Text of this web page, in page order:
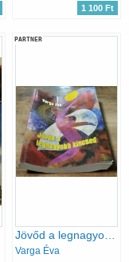
1 100 Ft
PARTNER
Jövőd a legnagyobb kincsed - Életpálya építés
Varga Éva